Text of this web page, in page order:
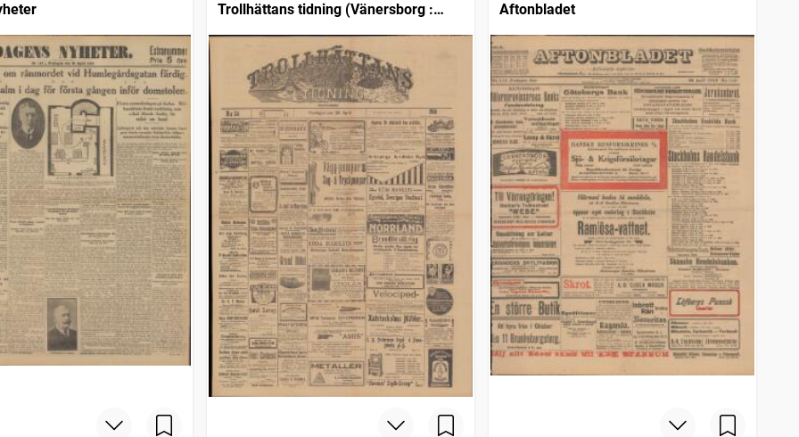
Trollhättans tidning (Vänersborg :
1903)
Aftonbladet